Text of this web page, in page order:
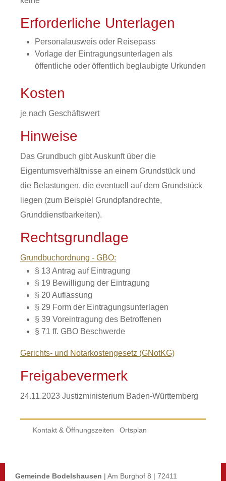
Erforderliche Unterlagen
Personalausweis oder Reisepass
Vorlage der Eintragungsunterlagen als
öffentliche oder öffentlich beglaubigte Urkunden
Kosten
je nach Geschäftswert
Hinweise
Das Grundbuch gibt Auskunft über die
Eigentumsverhältnisse an einem Grundstück und
die Belastungen, die eventuell auf dem Grundstück
liegen (zum Beispiel Grundpfandrechte,
Grunddienstbarkeiten).
Rechtsgrundlage
Grundbuchordnung - GBO:
§ 13 Antrag auf Eintragung
§ 19 Bewilligung der Eintragung
§ 20 Auflassung
§ 29 Form der Eintragungsunterlagen
§ 39 Voreintragung des Betroffenen
§ 71 ff. GBO Beschwerde
Gerichts- und Notarkostengesetz (GNotKG)
Freigabevermerk
24.11.2023 Justizministerium Baden-Württemberg
Kontakt & Öffnungszeiten Ortsplan
Gemeinde Bodelshausen | Am Burghof 8 | 72411